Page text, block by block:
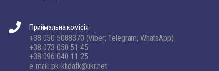
Приймальна комісія:
+38 050 5088370 (Viber; Telegram; WhatsApp)
+38 073 050 51 45
+38 096 040 11 25
e-mail: pk-khdafk@ukr.net